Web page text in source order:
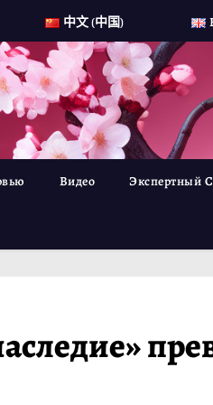
中文 (中国)
Видео Экспертный